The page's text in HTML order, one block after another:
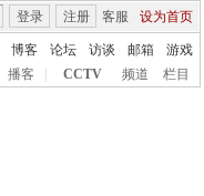
客服 设为首页
登录 注册
博客 论坛 访谈 邮箱
游戏
播客 CCTV 频道 栏目